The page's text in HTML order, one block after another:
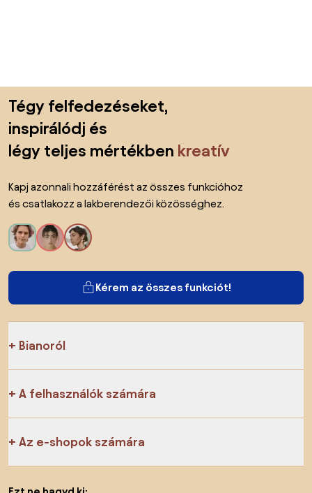
Tégy felfedezéseket,
inspirálódj és
légy teljes mértékben kreatív
Kapj azonnali hozzáférést az összes funkcióhoz
és csatlakozz a lakberendezői közösséghez.
Kérem az összes funkciót!
Bianoról
A felhasználók számára
Az e-shopok számára